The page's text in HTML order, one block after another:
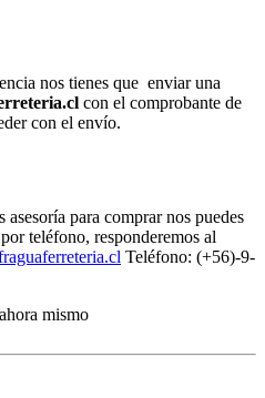
nos tienes que enviar una
con el comprobante de
con el envío.
asesoría para comprar nos puedes
teléfono, responderemos al
Teléfono: (+56)-9-
mismo